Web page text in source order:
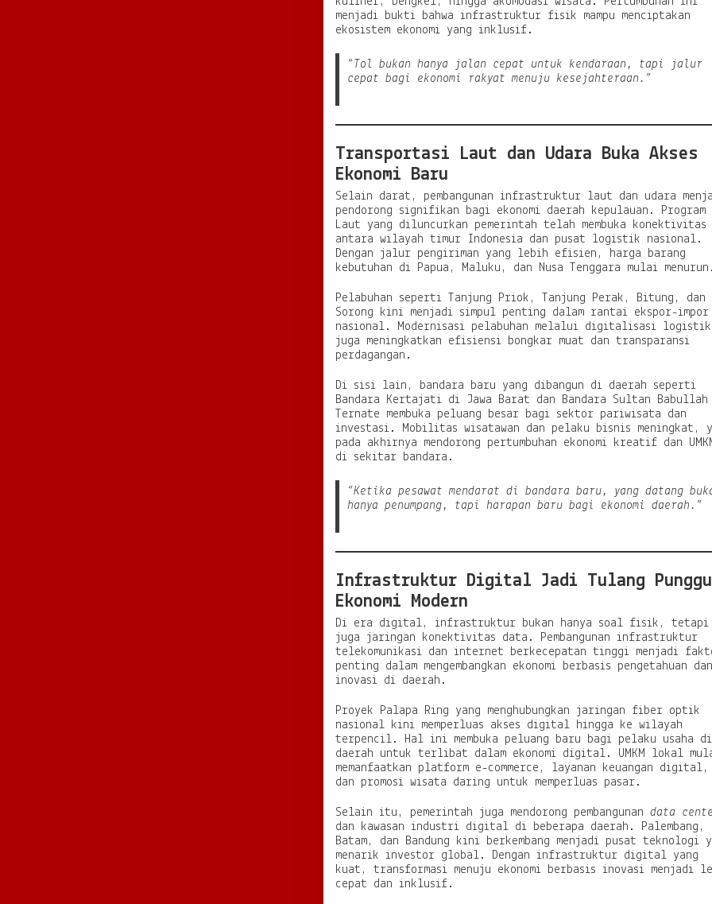
menjadi bukti bahwa infrastruktur fisik mampu menciptakan
ekosistem ekonomi yang inklusif.
“Tol bukan hanya jalan cepat untuk kendaraan, tapi jalur
cepat bagi ekonomi rakyat menuju kesejahteraan.”
Transportasi Laut dan Udara Buka Akses
Ekonomi Baru
Selain darat, pembangunan infrastruktur laut dan udara
pendorong signifikan bagi ekonomi daerah kepulauan. Program
Laut yang diluncurkan pemerintah telah membuka konektivitas
antara wilayah timur Indonesia dan pusat logistik nasional.
Dengan jalur pengiriman yang lebih efisien, harga barang
kebutuhan di Papua, Maluku, dan Nusa Tenggara mulai menurun.
Pelabuhan seperti Tanjung Priok, Tanjung Perak, Bitung, dan
Sorong kini menjadi simpul penting dalam rantai ekspor-impor
nasional. Modernisasi pelabuhan melalui digitalisasi logistik
juga meningkatkan efisiensi bongkar muat dan transparansi
perdagangan.
Di sisi lain, bandara baru yang dibangun di daerah seperti
Bandara Kertajati di Jawa Barat dan Bandara Sultan
Ternate membuka peluang besar bagi sektor pariwisata dan
investasi. Mobilitas wisatawan dan pelaku bisnis meningkat,
pada akhirnya mendorong pertumbuhan ekonomi kreatif dan
di sekitar bandara.
“Ketika pesawat mendarat di bandara baru, yang datang
hanya penumpang, tapi harapan baru bagi ekonomi daerah.”
Infrastruktur Digital Jadi Tulang
Ekonomi Modern
Di era digital, infrastruktur bukan hanya soal fisik, tetapi
juga jaringan konektivitas data. Pembangunan infrastruktur
telekomunikasi dan internet berkecepatan tinggi menjadi
penting dalam mengembangkan ekonomi berbasis pengetahuan dan
inovasi di daerah.
Proyek Palapa Ring yang menghubungkan jaringan fiber optik
nasional kini memperluas akses digital hingga ke wilayah
terpencil. Hal ini membuka peluang baru bagi pelaku usaha di
daerah untuk terlibat dalam ekonomi digital. UMKM lokal
memanfaatkan platform e-commerce, layanan keuangan digital,
dan promosi wisata daring untuk memperluas pasar.
Selain itu, pemerintah juga mendorong pembangunan data
dan kawasan industri digital di beberapa daerah. Palembang,
Batam, dan Bandung kini berkembang menjadi pusat teknologi
menarik investor global. Dengan infrastruktur digital yang
kuat, transformasi menuju ekonomi berbasis inovasi menjadi
cepat dan inklusif.